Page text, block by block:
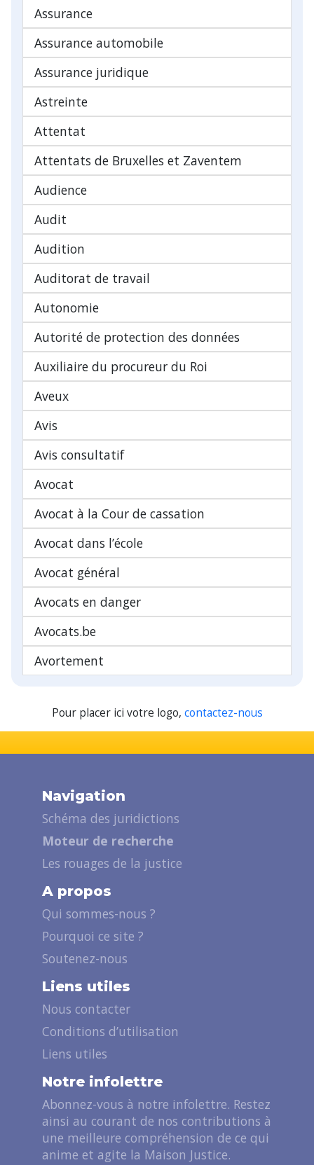
Assurance
Assurance automobile
Assurance juridique
Astreinte
Attentat
Attentats de Bruxelles et Zaventem
Audience
Audit
Audition
Auditorat de travail
Autonomie
Autorité de protection des données
Auxiliaire du procureur du Roi
Aveux
Avis
Avis consultatif
Avocat
Avocat à la Cour de cassation
Avocat dans l’école
Avocat général
Avocats en danger
Avocats.be
Avortement
Pour placer ici votre logo, contactez-nous
Navigation
Schéma des juridictions
Moteur de recherche
Les rouages de la justice
A propos
Qui sommes-nous ?
Pourquoi ce site ?
Soutenez-nous
Liens utiles
Nous contacter
Conditions d’utilisation
Liens utiles
Notre infolettre
Abonnez-vous à notre infolettre. Restez
ainsi au courant de nos contributions à
une meilleure compréhension de ce qui
anime et agite la Maison Justice.